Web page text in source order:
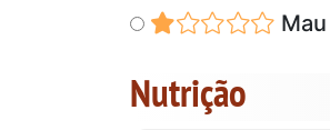
Mau
Nutrição